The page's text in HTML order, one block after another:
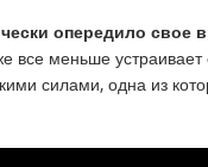
опередило свое
все меньше
силами, одна из